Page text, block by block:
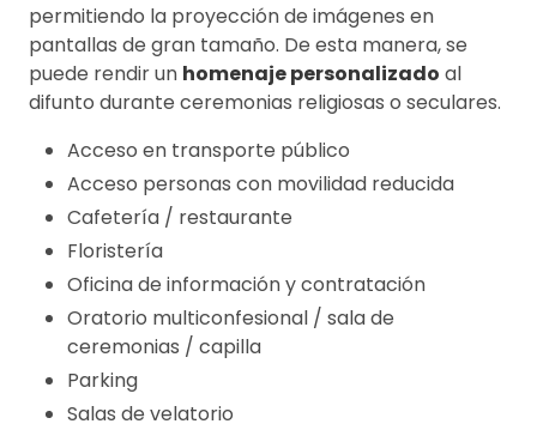
permitiendo la proyección de imágenes en
pantallas de gran tamaño. De esta manera, se
puede rendir un homenaje personalizado al
difunto durante ceremonias religiosas o seculares.
Acceso en transporte público
Acceso personas con movilidad reducida
Cafetería / restaurante
Floristería
Oficina de información y contratación
Oratorio multiconfesional / sala de
ceremonias / capilla
Parking
Salas de velatorio